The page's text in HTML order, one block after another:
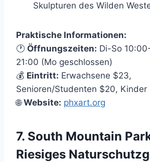
Skulpturen des Wilden
Praktische Informationen:
🕐 Öffnungszeiten: Di-So
21:00 (Mo geschlossen)
💰 Eintritt: Erwachsene $23,
Senioren/Studenten $20, Kinder
🌐Website: phxart.org
7. South Mountain
Riesiges